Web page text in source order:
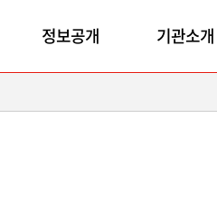
정보공개 기관소개